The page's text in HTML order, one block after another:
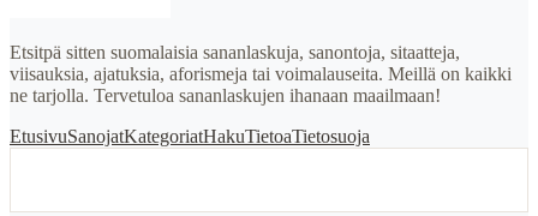
Etsitpä sitten suomalaisia sananlaskuja, sanontoja, sitaatteja,
viisauksia, ajatuksia, aforismeja tai voimalauseita. Meillä on kaikki
ne tarjolla. Tervetuloa sananlaskujen ihanaan maailmaan!
EtusivuSanojatKategoriatHakuTietoaTietosuoja